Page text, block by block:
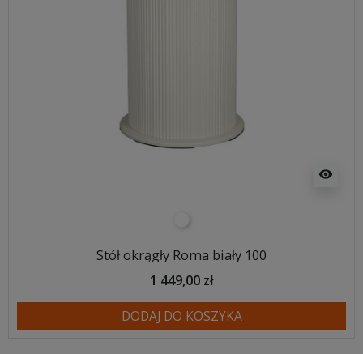
visibility
Stół okrągły Roma biały 100
1 449,00 zł
DODAJ DO KOSZYKA